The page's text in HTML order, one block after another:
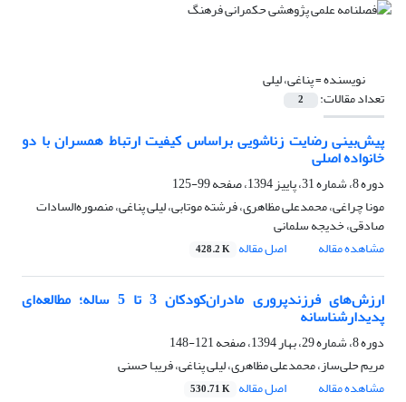
نویسنده =پناغی، لیلی
تعداد مقالات: 2
پیش‌بینی رضایت زناشویی براساس کیفیت ارتباط همسران با دو
خانواده‌ اصلی
دوره 8، شماره 31، پاییز 1394، صفحه
99-125
مونا چراغی، محمدعلی مظاهری، فرشته موتابی، لیلی پناغی، منصوره‌السادات
صادقی، خدیجه سلمانی
مشاهده مقاله
اصل مقاله 428.2 K
ارزش‌های فرزندپروری مادران‌کودکان 3 تا 5 ساله؛ مطالعه‌ای
پدیدارشناسانه
دوره 8، شماره 29، بهار 1394، صفحه
121-148
مریم حلی‌ساز، محمدعلی مظاهری، لیلی پناغی، فریبا حسنی
مشاهده مقاله
اصل مقاله 530.71 K